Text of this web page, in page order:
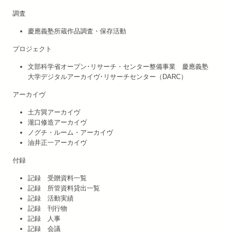
調査
慶應義塾所蔵作品調査・保存活動
プロジェクト
文部科学省オープン･リサーチ・センター整備事業 慶應義塾
大学デジタルアーカイヴ･リサーチセンター（DARC）
アーカイヴ
土方巽アーカイヴ
瀧口修造アーカイヴ
ノグチ・ルーム・アーカイヴ
油井正一アーカイヴ
付録
記録 受贈資料一覧
記録 所管資料貸出一覧
記録 活動実績
記録 刊行物
記録 人事
記録 会議